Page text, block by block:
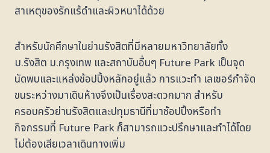
สาเหตุของรักแร้ดำและผิวหนาได้ด้วย
สำหรับนักศึกษาในย่านรังสิตที่มีหลายมหาวิทยาลัยทั้ง
ม.รังสิต ม.กรุงเทพ และสถาบันอื่นๆ Future Park เป็นจุด
นัดพบและแหล่งช้อปปิ้งหลักอยู่แล้ว การแวะทำ เลเซอร์กำจัด
ขนระหว่างมาเดินห้างจึงเป็นเรื่องสะดวกมาก สำหรับ
ครอบครัวย่านรังสิตและปทุมธานีที่มาช้อปปิ้งหรือทำ
กิจกรรมที่ Future Park ก็สามารถแวะปรึกษาและทำได้โดย
ไม่ต้องเสียเวลาเดินทางเพิ่ม